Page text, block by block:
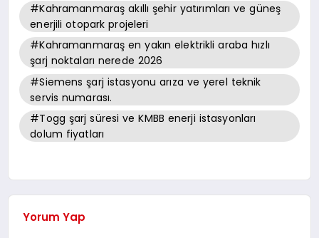
#Kahramanmaraş akıllı şehir yatırımları ve güneş
enerjili otopark projeleri
#Kahramanmaraş en yakın elektrikli araba hızlı
şarj noktaları nerede 2026
#Siemens şarj istasyonu arıza ve yerel teknik
servis numarası.
#Togg şarj süresi ve KMBB enerji istasyonları
dolum fiyatları
Yorum Yap